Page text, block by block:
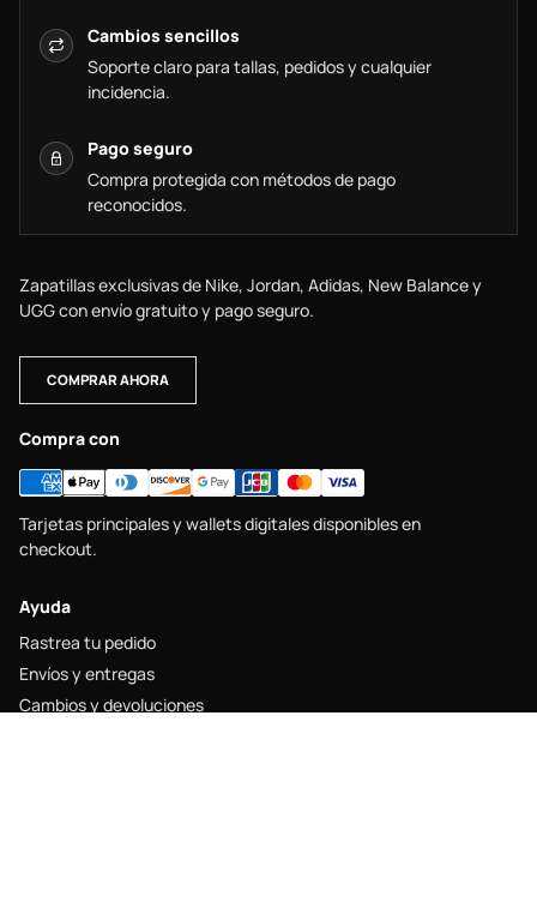
Cambios sencillos
Soporte claro para tallas, pedidos y cualquier
incidencia.
Pago seguro
Compra protegida con métodos de pago
reconocidos.
Zapatillas exclusivas de Nike, Jordan, Adidas, New Balance y
UGG con envío gratuito y pago seguro.
COMPRAR AHORA
Compra con
Tarjetas principales y wallets digitales disponibles en
checkout.
Ayuda
Rastrea tu pedido
Envíos y entregas
Cambios y devoluciones